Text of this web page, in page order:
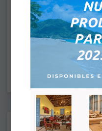
An:
Zuschläge: